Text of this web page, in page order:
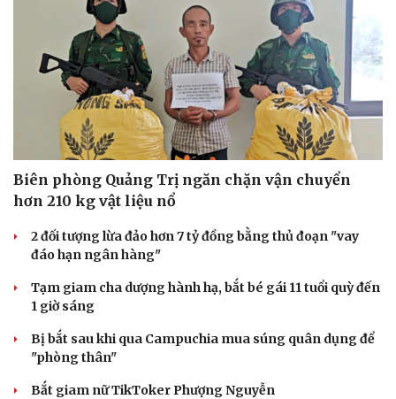
Biên phòng Quảng Trị ngăn chặn vận chuyển
hơn 210 kg vật liệu nổ
2 đối tượng lừa đảo hơn 7 tỷ đồng bằng thủ đoạn "vay
đáo hạn ngân hàng"
Tạm giam cha dượng hành hạ, bắt bé gái 11 tuổi quỳ đến
1 giờ sáng
Bị bắt sau khi qua Campuchia mua súng quân dụng để
"phòng thân"
Bắt giam nữ TikToker Phượng Nguyễn